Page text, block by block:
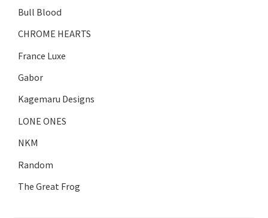
Bull Blood
CHROME HEARTS
France Luxe
Gabor
Kagemaru Designs
LONE ONES
NKM
Random
The Great Frog